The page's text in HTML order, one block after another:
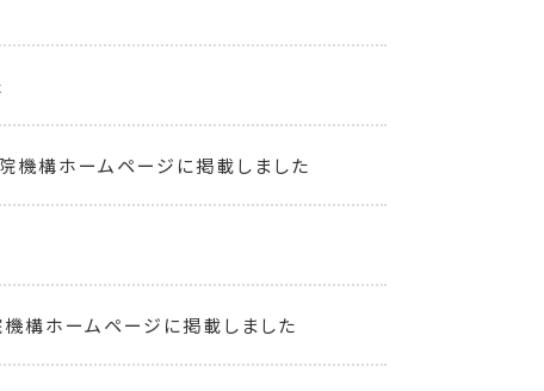
構ホームページに掲載しました
構ホームページに掲載しました